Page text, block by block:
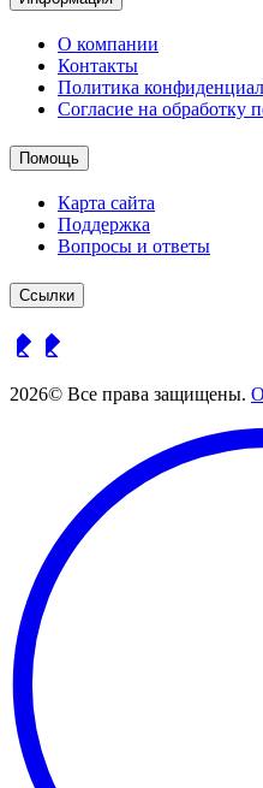
О компании
Контакты
Политика
Согласие на обработку
Помощь
Карта сайта
Поддержка
Вопросы и ответы
Ссылки
2026© Все права защищены.